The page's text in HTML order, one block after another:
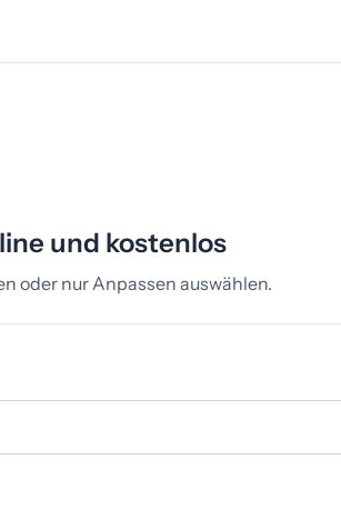
und kostenlos
oder nur Anpassen auswählen.